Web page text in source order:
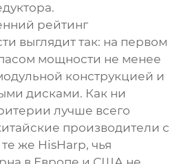
рейтинг
выглядит так: на первом
мощности не менее
конструкцией и
дисками. Как ни
лучше всего
производители с
же HisHarp, чья